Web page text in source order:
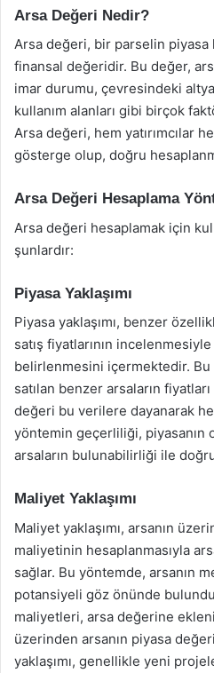
Arsa Değeri Nedir?
Arsa değeri, bir parselin
finansal değeridir. Bu değer,
imar durumu, çevresindeki
kullanım alanları gibi birçok
Arsa değeri, hem yatırımcılar
gösterge olup, doğru
Arsa Değeri Hesaplama
Arsa değeri hesaplamak için
şunlardır:
Piyasa Yaklaşımı
Piyasa yaklaşımı, benzer
satış fiyatlarının
belirlenmesini içermektedir. Bu
satılan benzer arsaların fiyatları
değeri bu verilere dayanarak
yöntemin geçerliliği, piyasanın
arsaların bulunabilirliği ile
Maliyet Yaklaşımı
Maliyet yaklaşımı, arsanın
maliyetinin hesaplanmasıyla
sağlar. Bu yöntemde, arsanın
potansiyeli göz önünde
maliyetleri, arsa değerine
üzerinden arsanın piyasa
yaklaşımı, genellikle yeni